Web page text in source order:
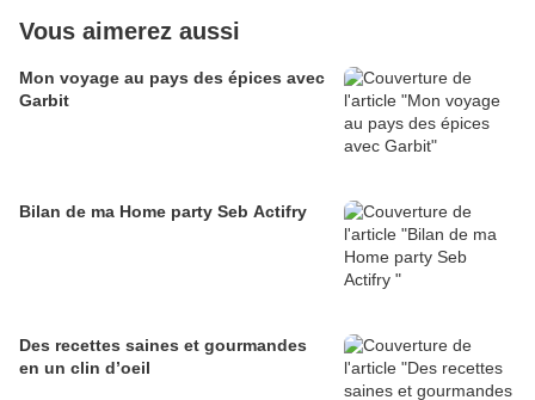
Vous aimerez aussi
Mon voyage au pays des épices avec
Garbit
Bilan de ma Home party Seb Actifry
Des recettes saines et gourmandes
en un clin d’oeil